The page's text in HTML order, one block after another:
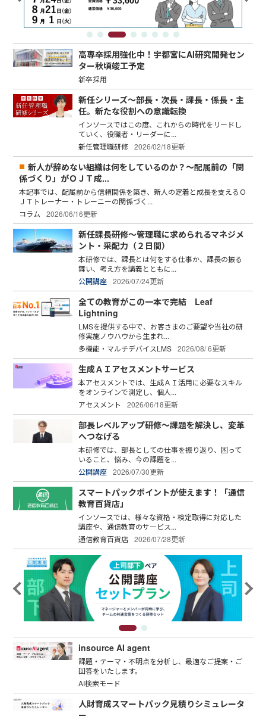
高専卒採用強化中！宇都宮にAI研究開発セン
ター秋頃竣工予定
新卒採用
新任シリーズ～部長・次長・課長・係長・主
任。新たな役割への意識転換
インソースではこの度、これからの時代をリードし
ていく、役職者・リーダーに...
新任管理職研修 2026/02/18更新
新人が辞めない組織は何をしているのか？～配属前の「関
係づくり」がＯＪＴ成...
本記事では、配属前から信頼関係を築き、新人の定着と成長を支えるＯ
ＪＴトレーナー・トレーニーの関係づく...
コラム
2026/06/16更新
新任課長研修～管理職に求められるマネジメ
ント・采配力（２日間）
本研修では、課長とは何をする仕事か、課長の振る
舞い、考え方を講義とともに...
公開講座 2026/07/24更新
全ての教育がこの一本で完結 Leaf
Lightning
LMSを提供する中で、お客さまのご要望や当社の研
修実施ノウハウから生まれ...
多機能・マルチデバイスLMS 2026/08/ 6更新
生成ＡＩアセスメントサービス
本アセスメントでは、生成ＡＩ活用に必要なスキル
をオンラインで測定し、個人...
アセスメント
2026/06/18更新
部長レベルアップ研修～課題を解決し、変革
へつなげる
本研修では、部長としての仕事を振り返り、困って
いること、悩み、今の課題を...
公開講座 2026/07/30更新
スマートパックポイントが使えます！「通信
教育百貨店」
インソースでは、様々な資格・検定取得に対応した
講座や、通信教育のサービス...
通信教育百貨店 2026/07/28更新
insource AI agent
課題・テーマ・不明点を分析し、最適なご提案・ご
回答をいたします。
AI検索モード
人財育成スマートパック見積りシミュレータ
ー